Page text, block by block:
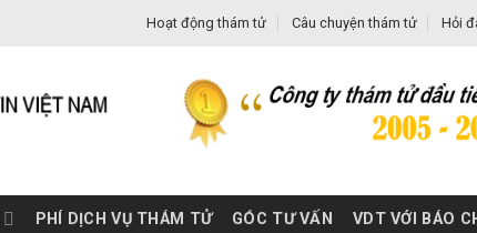
Hoạt động thám tử Câu chuyện thám tử Hỏi
PHÍ DỊCH VỤ THÁM TỬ GÓC TƯ VẤN VDT VỚI BÁO